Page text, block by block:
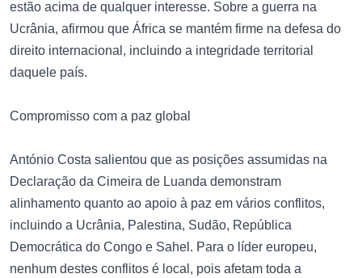
estão acima de qualquer interesse. Sobre a guerra na
Ucrânia, afirmou que África se mantém firme na defesa do
direito internacional, incluindo a integridade territorial
daquele país.
Compromisso com a paz global
António Costa salientou que as posições assumidas na
Declaração da Cimeira de Luanda demonstram
alinhamento quanto ao apoio à paz em vários conflitos,
incluindo a Ucrânia, Palestina, Sudão, República
Democrática do Congo e Sahel. Para o líder europeu,
nenhum destes conflitos é local, pois afetam toda a